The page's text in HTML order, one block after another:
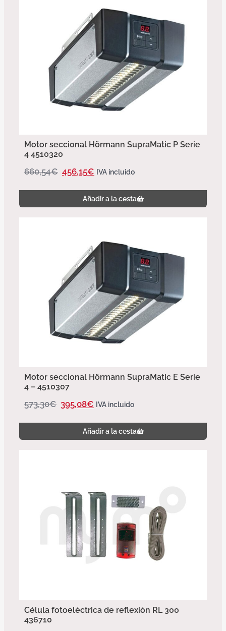
Motor seccional Hörmann SupraMatic P Serie
4 4510320
660,54€ 456,15€ IVA incluido
Añadir a la cesta
Motor seccional Hörmann SupraMatic E Serie
4 – 4510307
573,30€ 395,08€ IVA incluido
Añadir a la cesta
Célula fotoeléctrica de reflexión RL 300
436710